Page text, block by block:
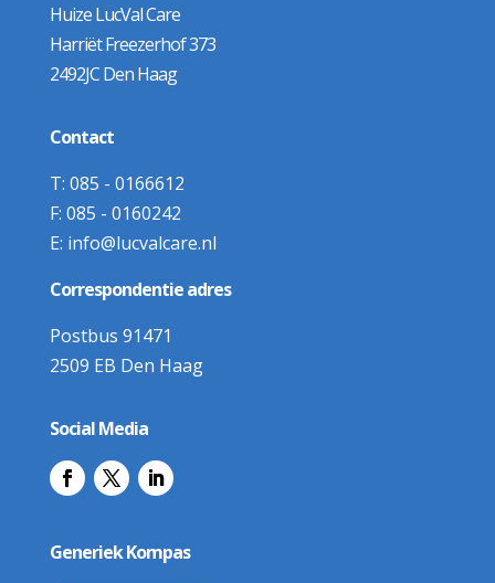
Huize LucVal Care
Harriët Freezerhof 373
2492JC Den Haag
Contact
T: 085 - 0166612
F: 085 - 0160242
E: info@lucvalcare.nl
Correspondentie adres
Postbus 91471
2509 EB Den Haag
Social Media
Generiek Kompas